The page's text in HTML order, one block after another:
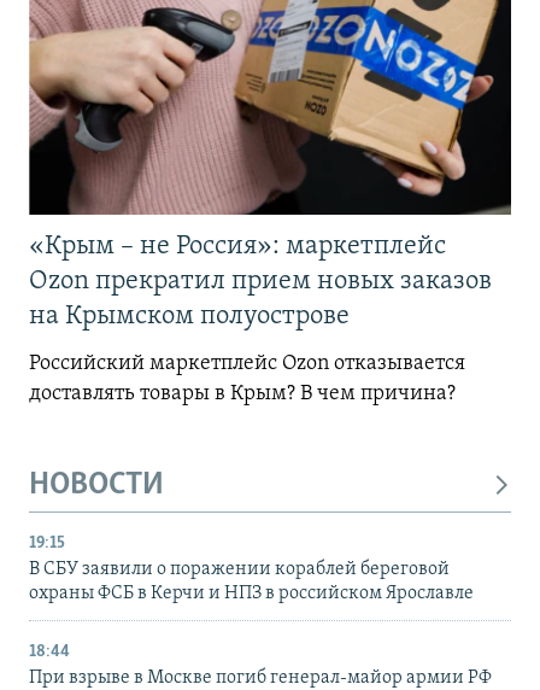
«Крым – не Россия»: маркетплейс
Ozon прекратил прием новых заказов
на Крымском полуострове
Российский маркетплейс Ozon отказывается
доставлять товары в Крым? В чем причина?
НОВОСТИ
19:15
В СБУ заявили о поражении кораблей береговой
охраны ФСБ в Керчи и НПЗ в российском Ярославле
18:44
При взрыве в Москве погиб генерал-майор армии РФ